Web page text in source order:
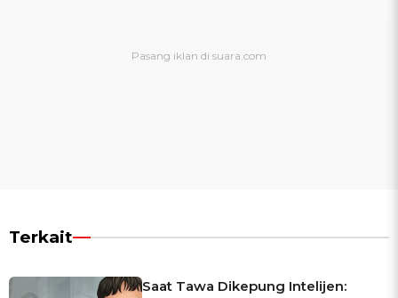
Terkait
Saat Tawa Dikepung Intelijen: